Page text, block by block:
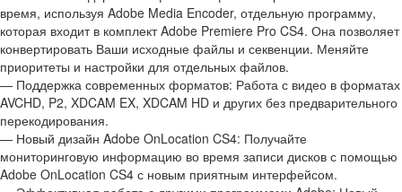
время, используя Adobe Media Encoder, отдельную программу,
которая входит в комплект Adobe Premiere Pro CS4. Она позволяет
конвертировать Ваши исходные файлы и секвенции. Меняйте
приоритеты и настройки для отдельных файлов.
— Поддержка современных форматов: Работа с видео в форматах
AVCHD, P2, XDCAM EX, XDCAM HD и других без предварительного
перекодирования.
— Новый дизайн Adobe OnLocation CS4: Получайте
мониторинговую информацию во время записи дисков с помощью
Adobe OnLocation CS4 с новым приятным интерфейсом.